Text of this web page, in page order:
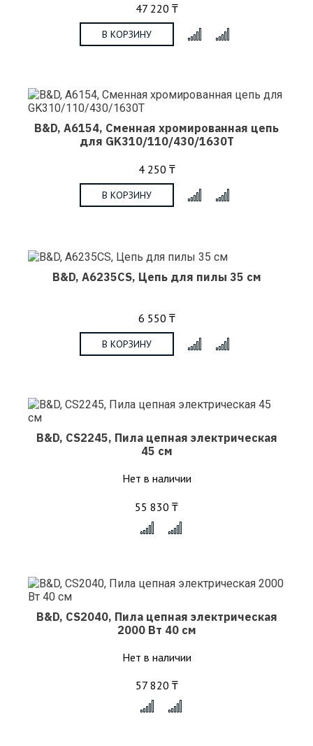
47 220 ₸
В КОРЗИНУ
B&D, A6154, Сменная хромированная цепь
для GK310/110/430/1630T
4 250 ₸
В КОРЗИНУ
B&D, A6235CS, Цепь для пилы 35 см
6 550 ₸
В КОРЗИНУ
B&D, CS2245, Пила цепная электрическая
45 см
Нет в наличии
55 830 ₸
B&D, CS2040, Пила цепная электрическая
2000 Вт 40 см
Нет в наличии
57 820 ₸